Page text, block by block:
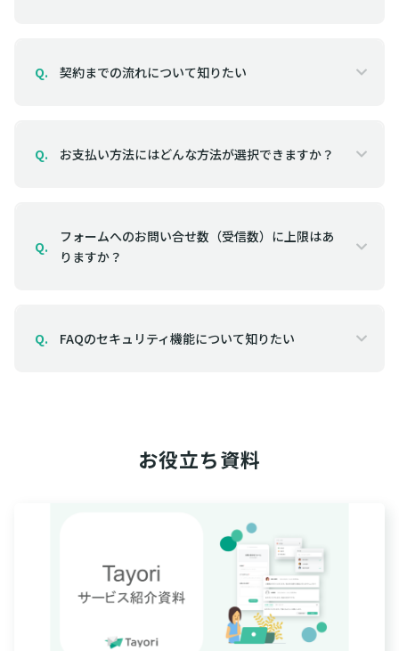
Q. 契約までの流れについて知りたい
Q. お支払い方法にはどんな方法が選択できますか？
Q.
フォームへのお問い合せ数（受信数）に上限はあ
りますか？
Q. FAQのセキュリティ機能について知りたい
お役立ち資料